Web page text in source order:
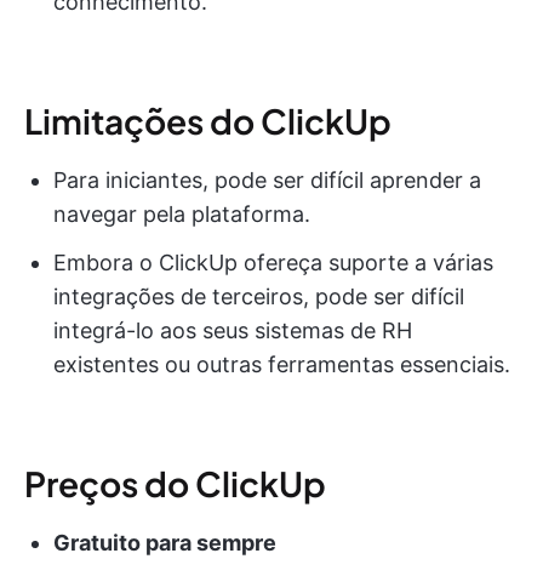
Limitações do ClickUp
Para iniciantes, pode ser difícil aprender a
navegar pela plataforma.
Embora o ClickUp ofereça suporte a várias
integrações de terceiros, pode ser difícil
integrá-lo aos seus sistemas de RH
existentes ou outras ferramentas essenciais.
Preços do ClickUp
Gratuito para sempre